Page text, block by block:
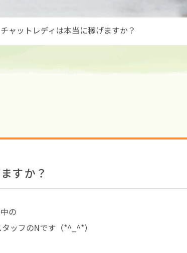
ャットレディは本当に稼げますか？
すか？
の
ッフのNです（*^_^*）